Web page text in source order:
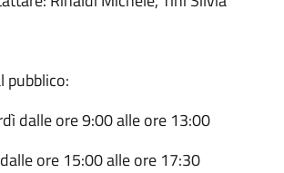
pubblico:
dalle ore 9:00 alle ore 13:00
ore 15:00 alle ore 17:30